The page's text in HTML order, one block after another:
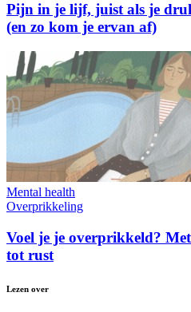
Pijn in je lijf, juist als je
(en zo kom je ervan af)
Mental health
Overprikkeling
Voel je je overprikkeld?
tot rust
Lezen over